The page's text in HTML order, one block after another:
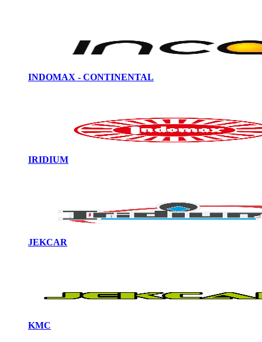
INDOMAX - CONTINENTAL
IRIDIUM
JEKCAR
KMC